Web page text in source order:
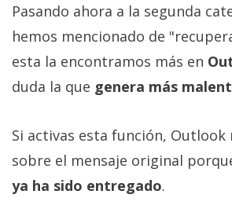
Pasando ahora a la segunda
hemos mencionado de
esta la encontramos más en
duda la que genera más
Si activas esta función, Outlook
sobre el mensaje original
ya ha sido entregado.